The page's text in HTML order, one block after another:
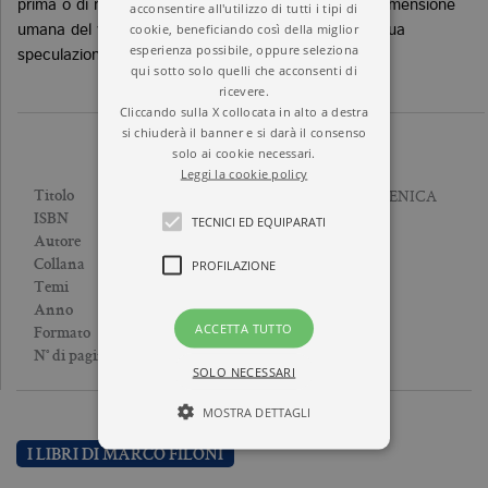
prima o di natura privata che, oltre a restituire la dimensione
umana del filosofo, accrescono l’intelligibilità della sua
speculazione.
Titolo IL FILOSOFO DELLA DOMENICA
ISBN 9788833918563
Autore
Collana NUOVA CULTURA
Temi
Anno 2008
Formato Brossura
N° di pagine 259
I LIBRI DI MARCO FILONI
acconsentire all'utilizzo di tutti i tipi di
cookie, beneficiando così della miglior
esperienza possibile, oppure seleziona
qui sotto solo quelli che acconsenti di
ricevere.
Cliccando sulla X collocata in alto a destra
si chiuderà il banner e si darà il consenso
solo ai cookie necessari.
Leggi la cookie policy
TECNICI ED EQUIPARATI
PROFILAZIONE
ACCETTA TUTTO
SOLO NECESSARI
MOSTRA DETTAGLI